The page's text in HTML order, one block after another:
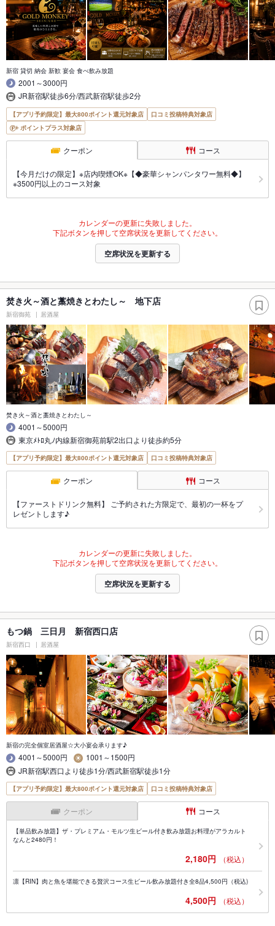
新宿 貸切 納会 新歓 宴会 食べ飲み放題
2001～3000円
JR新宿駅徒歩6分/西武新宿駅徒歩2分
【アプリ予約限定】最大800ポイント還元対象店
口コミ投稿特典対象店
ポイントプラス対象店
クーポン コース
【今月だけの限定】※店内喫煙OK※【◆豪華シャンパンタワー無料◆】
※3500円以上のコース対象
カレンダーの更新に失敗しました。
下記ボタンを押して空席状況を更新してください。
空席状況を更新する
焚き火～酒と藁焼きとわたし～ 地下店
新宿御苑 居酒屋
焚き火～酒と藁焼きとわたし～
4001～5000円
東京ﾒﾄﾛ丸ﾉ内線新宿御苑前駅2出口より徒歩約5分
【アプリ予約限定】最大800ポイント還元対象店 口コミ投稿特典対象店
クーポン コース
【ファーストドリンク無料】 ご予約された方限定で、最初の一杯をプ
レゼントします♪
カレンダーの更新に失敗しました。
下記ボタンを押して空席状況を更新してください。
空席状況を更新する
もつ鍋 三日月 新宿西口店
新宿西口 居酒屋
新宿の完全個室居酒屋☆大小宴会承ります♪
4001～5000円
1001～1500円
JR新宿駅西口より徒歩1分/西武新宿駅徒歩1分
【アプリ予約限定】最大800ポイント還元対象店 口コミ投稿特典対象店
クーポン コース
【単品飲み放題】ザ・プレミアム・モルツ生ビール付き飲み放題お料理がアラカルト
なんと2480円！
2,180円 （税込）
凛【RIN】肉と魚を堪能できる贅沢コース生ビール飲み放題付き全8品4,500円（税込)
4,500円 （税込）